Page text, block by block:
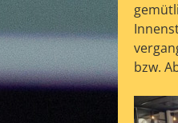
bzw.